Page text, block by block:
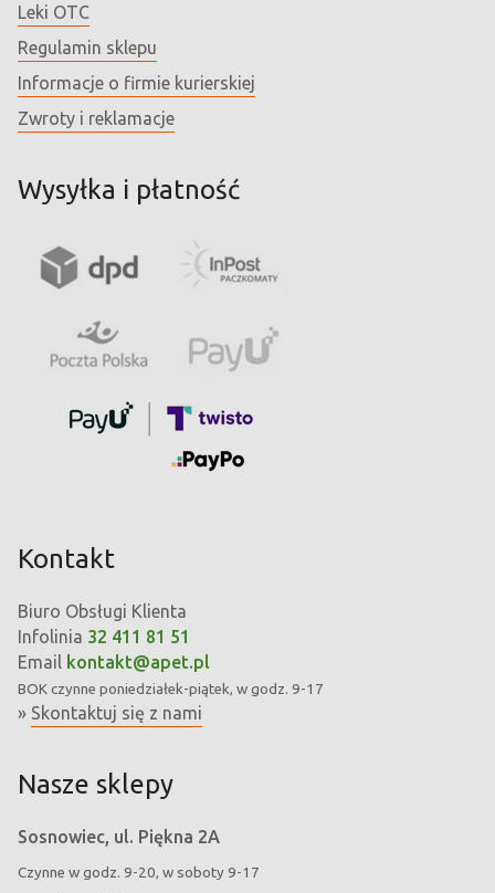
Leki OTC
Regulamin sklepu
Informacje o firmie kurierskiej
Zwroty i reklamacje
Wysyłka i płatność
Kontakt
Biuro Obsługi Klienta
Infolinia 32 411 81 51
Email kontakt@apet.pl
BOK czynne poniedziałek-piątek, w godz. 9-17
» Skontaktuj się z nami
Nasze sklepy
Sosnowiec, ul. Piękna 2A
Czynne w godz. 9-20, w soboty 9-17